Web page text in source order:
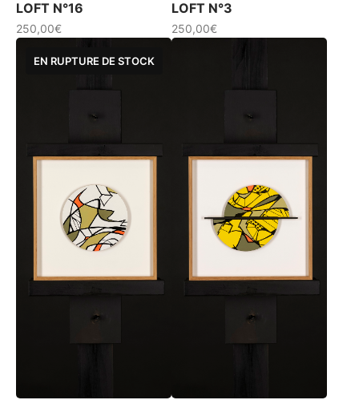
LOFT N°16
250,00€
LOFT N°3
250,00€